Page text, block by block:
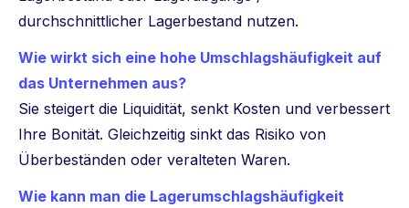
durchschnittlicher Lagerbestand nutzen.
Wie wirkt sich eine hohe Umschlagshäufigkeit auf
das Unternehmen aus?
Sie steigert die Liquidität, senkt Kosten und verbessert
Ihre Bonität. Gleichzeitig sinkt das Risiko von
Überbeständen oder veralteten Waren.
Wie kann man die Lagerumschlagshäufigkeit